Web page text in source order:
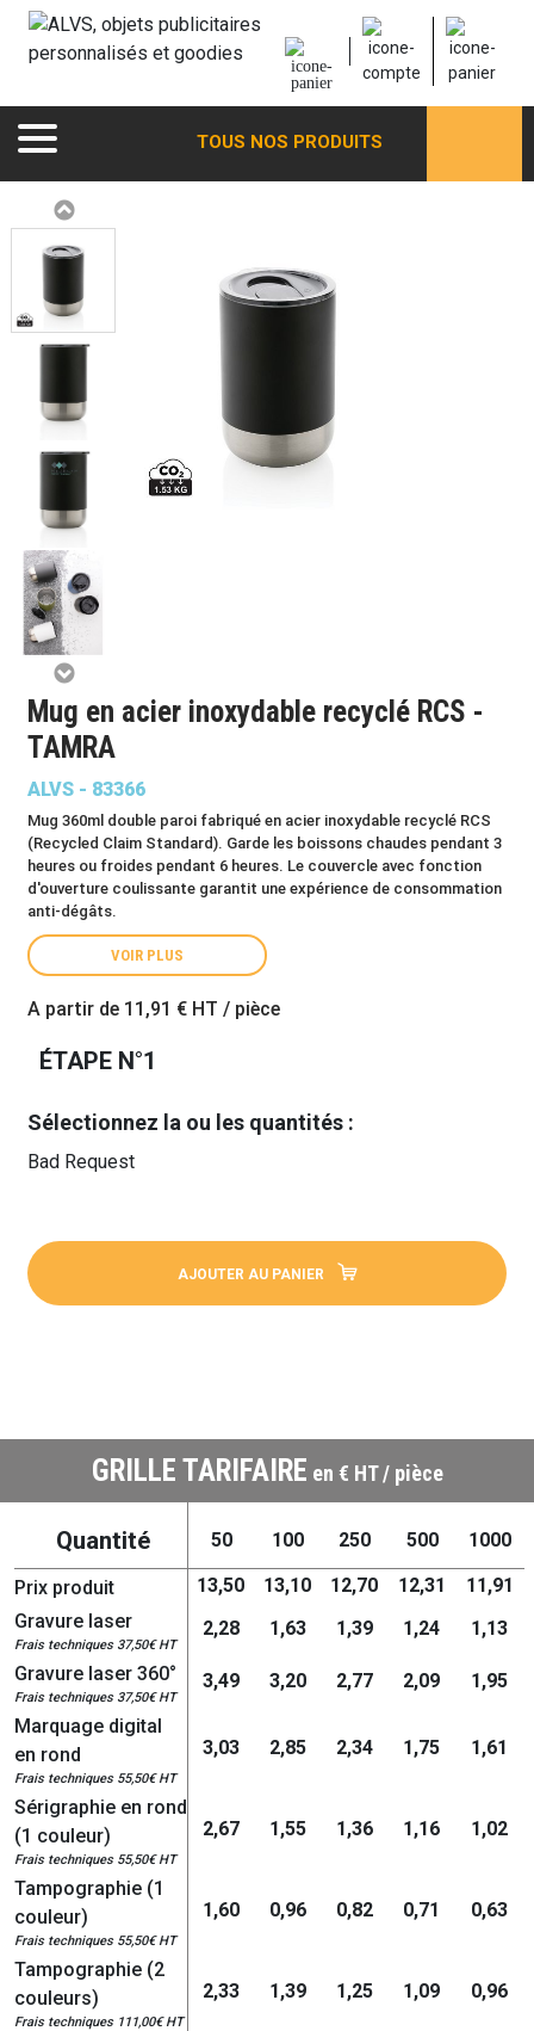
TOUS NOS PRODUITS
Mug en acier inoxydable recyclé RCS -
TAMRA
ALVS - 83366
Mug 360ml double paroi fabriqué en acier inoxydable recyclé RCS
(Recycled Claim Standard). Garde les boissons chaudes pendant 3
heures ou froides pendant 6 heures. Le couvercle avec fonction
d'ouverture coulissante garantit une expérience de consommation
anti-dégâts.
VOIR PLUS
A partir de 11,91 € HT / pièce
ÉTAPE N°1
Sélectionnez la ou les quantités :
Bad Request
AJOUTER AU PANIER
GRILLE TARIFAIRE en € HT / pièce
Quantité 50 100 250 500 1000
Prix produit 13,50 13,10 12,70 12,31
11,91
Gravure laser
Frais techniques 37,50€ HT
2,28 1,63 1,39 1,24
1,13
Gravure laser 360°
Frais techniques 37,50€ HT
3,49 3,20 2,77 2,09
1,95
Marquage digital
en rond
Frais techniques 55,50€ HT
3,03 2,85 2,34 1,75 1,61
Sérigraphie en rond
(1 couleur)
Frais techniques 55,50€ HT
2,67 1,55 1,36 1,16 1,02
Tampographie (1
couleur)
Frais techniques 55,50€ HT
1,60 0,96 0,82 0,71 0,63
Tampographie (2
couleurs)
Frais techniques 111,00€ HT
2,33 1,39 1,25 1,09 0,96